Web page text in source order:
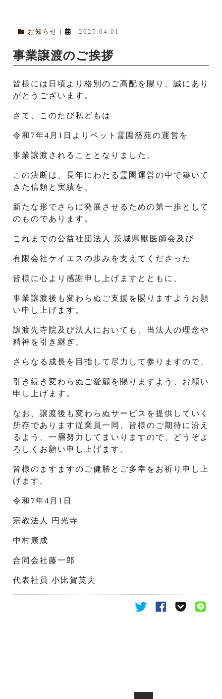
事業譲渡のご挨拶
お知らせ | 2025.04.01
皆様には日頃より格別のご高配を賜り、誠にあり
がとうございます。
さて、このたび私どもは
令和7年4月1日よりペット霊園慈苑の運営を
事業譲渡されることとなりました。
この決断は、長年にわたる霊園運営の中で築いて
きた信頼と実績を、
新たな形でさらに発展させるための第一歩として
のものであります。
これまでの公益社団法人 茨城県獣医師会及び
有限会社ケイエスの歩みを支えてくださった
皆様に心より感謝申し上げますとともに、
事業譲渡後も変わらぬご支援を賜りますようお願
い申し上げます。
譲渡先寺院及び法人においても、当法人の理念や
精神を引き継ぎ、
さらなる成長を目指して尽力して参りますので、
引き続き変わらぬご愛顧を賜りますよう、お願い
申し上げます。
なお、譲渡後も変わらぬサービスを提供していく
所存であります従業員一同、皆様のご期待に沿え
るよう、一層努力してまいりますので、どうぞよ
ろしくお願い申し上げます。
皆様のますますのご健勝とご多幸をお祈り申し上
げます。
令和7年4月1日
宗教法人 円光寺
中村康成
合同会社藤一郎
代表社員 小比賀英夫